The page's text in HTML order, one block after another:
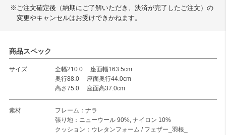
※ご注文確定後（納期にご了解いただき、決済が完了したご注文）の
変更やキャンセルはお受けできかねます。
商品スペック
サイズ
全幅210.0 座面幅163.5cm
奥行88.0 座面奥行44.0cm
高さ75.0 座面高37.0cm
素材
フレーム：ナラ
張り地：ニューウール 90%, ナイロン 10%
クッション：ウレタンフォーム / フェザー_羽根_